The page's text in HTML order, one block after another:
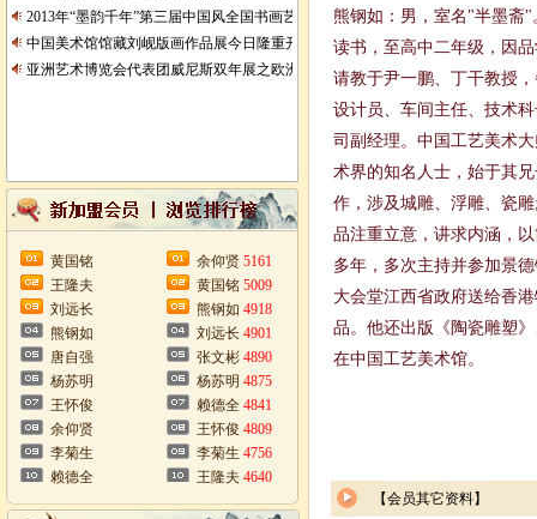
2013年“墨韵千年”第三届中国风全国书画艺术交流赛征稿
中国美术馆馆藏刘岘版画作品展今日隆重开展
亚洲艺术博览会代表团威尼斯双年展之欧洲行
黄国铭
王隆夫
刘远长
熊钢如
唐自强
杨苏明
王怀俊
余仰贤
李菊生
赖德全
余仰贤 5161
黄国铭 5009
熊钢如 4918
刘远长 4901
张文彬 4890
杨苏明 4875
赖德全 4841
王怀俊 4809
李菊生 4756
王隆夫 4640
熊钢如：男，室名"半墨斋"
读书，至高中二年级，因
请教于尹一鹏、丁干教授
设计员、车间主任、技术
司副经理。中国工艺美术
术界的知名人士，始于其
作，涉及城雕、浮雕、瓷
品注重立意，讲求内涵，
多年，多次主持并参加景
大会堂江西省政府送给香
品。他还出版《陶瓷雕塑
在中国工艺美术馆。
【会员其它资料】